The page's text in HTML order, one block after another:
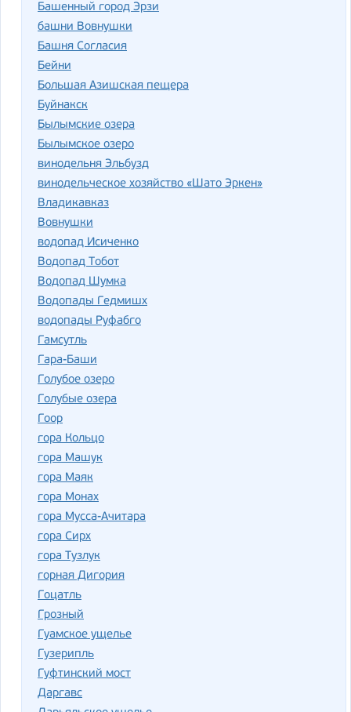
Башенный город Эрзи
башни Вовнушки
Башня Согласия
Бейни
Большая Азишская пещера
Буйнакск
Былымские озера
Былымское озеро
винодельня Эльбузд
винодельческое хозяйство «Шато Эркен»
Владикавказ
Вовнушки
водопад Исиченко
Водопад Тобот
Водопад Шумка
Водопады Гедмишх
водопады Руфабго
Гамсутль
Гара-Баши
Голубое озеро
Голубые озера
Гоор
гора Кольцо
гора Машук
гора Маяк
гора Монах
гора Мусса-Ачитара
гора Сирх
гора Тузлук
горная Дигория
Гоцатль
Грозный
Гуамское ущелье
Гузерипль
Гуфтинский мост
Даргавс